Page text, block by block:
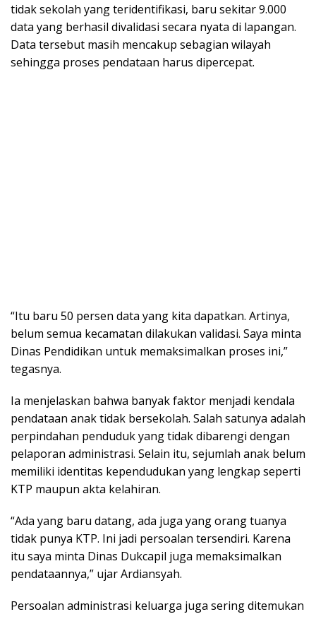
tidak sekolah yang teridentifikasi, baru sekitar 9.000
data yang berhasil divalidasi secara nyata di lapangan.
Data tersebut masih mencakup sebagian wilayah
sehingga proses pendataan harus dipercepat.
“Itu baru 50 persen data yang kita dapatkan. Artinya,
belum semua kecamatan dilakukan validasi. Saya minta
Dinas Pendidikan untuk memaksimalkan proses ini,”
tegasnya.
Ia menjelaskan bahwa banyak faktor menjadi kendala
pendataan anak tidak bersekolah. Salah satunya adalah
perpindahan penduduk yang tidak dibarengi dengan
pelaporan administrasi. Selain itu, sejumlah anak belum
memiliki identitas kependudukan yang lengkap seperti
KTP maupun akta kelahiran.
“Ada yang baru datang, ada juga yang orang tuanya
tidak punya KTP. Ini jadi persoalan tersendiri. Karena
itu saya minta Dinas Dukcapil juga memaksimalkan
pendataannya,” ujar Ardiansyah.
Persoalan administrasi keluarga juga sering ditemukan